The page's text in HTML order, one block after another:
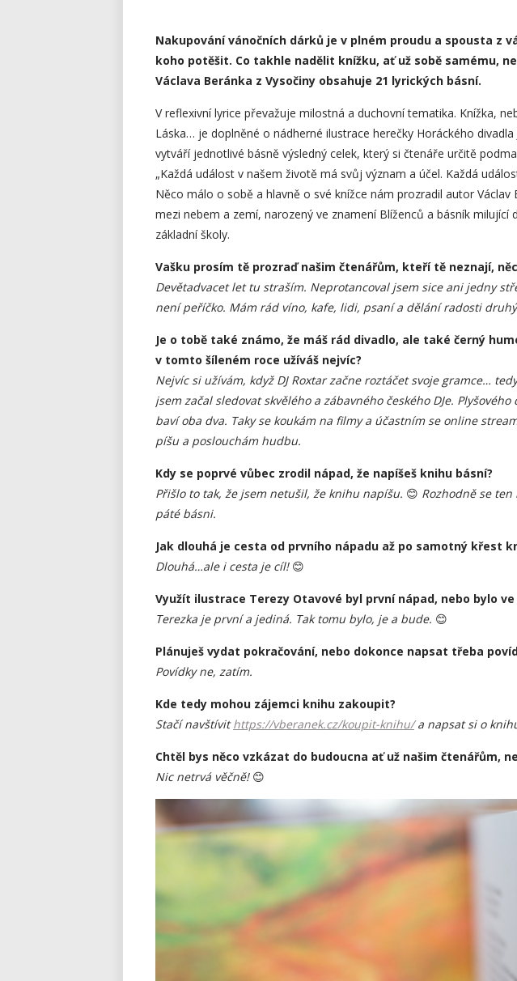
Nakupování vánočních dárků je v plném proudu a spousta z
koho potěšit. Co takhle nadělit knížku, ať už sobě samému,
Václava Beránka z Vysočiny obsahuje 21 lyrických básní.
V reflexivní lyrice převažuje milostná a duchovní tematika. Knížka,
Láska… je doplněné o nádherné ilustrace herečky Horáckého
vytváří jednotlivé básně výsledný celek, který si čtenáře určitě
„Každá událost v našem životě má svůj význam a účel. Každá
Něco málo o sobě a hlavně o své knížce nám prozradil autor Václav
mezi nebem a zemí, narozený ve znamení Blíženců a básník
základní školy.
Vašku prosím tě prozraď našim čtenářům, kteří tě neznají,
Devětadvacet let tu straším. Neprotancoval jsem sice ani jedny
není peříčko. Mám rád víno, kafe, lidi, psaní a dělání radosti
Je o tobě také známo, že máš rád divadlo, ale také černý
v tomto šíleném roce užíváš nejvíc?
Nejvíc si užívám, když DJ Roxtar začne roztáčet svoje gramce…
jsem začal sledovat skvělého a zábavného českého DJe.
baví oba dva. Taky se koukám na filmy a účastním se online
píšu a poslouchám hudbu.
Kdy se poprvé vůbec zrodil nápad, že napíšeš knihu básní?
Přišlo to tak, že jsem netušil, že knihu napíšu. 😊 Rozhodně se
páté básni.
Jak dlouhá je cesta od prvního nápadu až po samotný křest
Dlouhá…ale i cesta je cíl!😊
Využít ilustrace Terezy Otavové byl první nápad, nebo bylo
Terezka je první a jediná. Tak tomu bylo, je a bude. 😊
Plánuješ vydat pokračování, nebo dokonce napsat třeba
Povídky ne, zatím.
Kde tedy mohou zájemci knihu zakoupit?
Stačí navštívithttps://vberanek.cz/koupit-knihu/a napsat si o
Chtěl bys něco vzkázat do budoucna ať už našim čtenářům,
Nic netrvá věčně!😊